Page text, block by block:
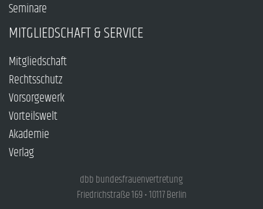
Seminare
MITGLIEDSCHAFT & SERVICE
Mitgliedschaft
Rechtsschutz
Vorsorgewerk
Vorteilswelt
Akademie
Verlag
dbb bundesfrauenvertretung
Friedrichstraße 169 • 10117 Berlin